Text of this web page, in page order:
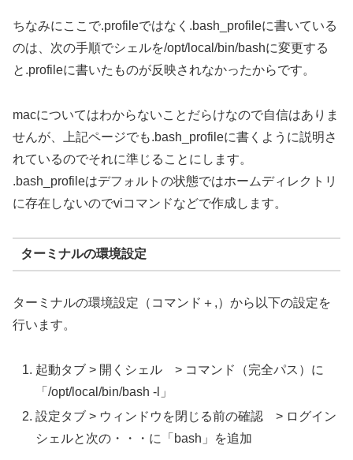
ちなみにここで.profileではなく.bash_profileに書いている
のは、次の手順でシェルを/opt/local/bin/bashに変更する
と.profileに書いたものが反映されなかったからです。
macについてはわからないことだらけなので自信はありま
せんが、上記ページでも.bash_profileに書くように説明さ
れているのでそれに準じることにします。
.bash_profileはデフォルトの状態ではホームディレクトリ
に存在しないのでviコマンドなどで作成します。
ターミナルの環境設定
ターミナルの環境設定（コマンド＋,）から以下の設定を
行います。
起動タブ > 開くシェル > コマンド（完全パス）に
「/opt/local/bin/bash -l」
設定タブ > ウィンドウを閉じる前の確認 > ログイン
シェルと次の・・・に「bash」を追加